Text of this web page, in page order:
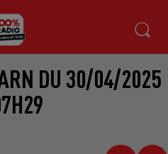
DU 30/04/2025